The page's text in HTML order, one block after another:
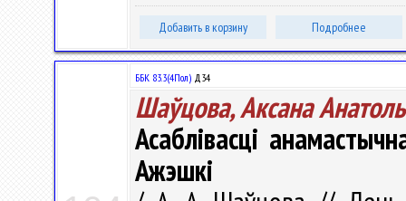
Добавить в корзину Подробнее
ББК 83.3(4Пол) Д34
Шаўцова, Аксана
Асаблівасці
Ажэшкі